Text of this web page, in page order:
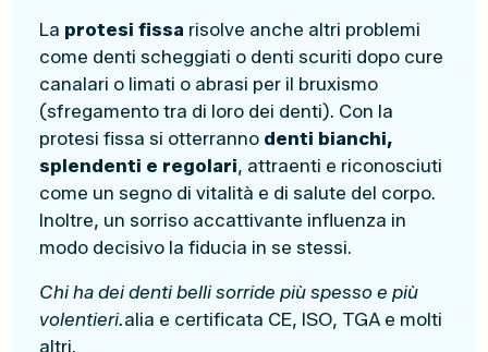
La protesi fissa risolve anche altri problemi
come denti scheggiati o denti scuriti dopo cure
canalari o limati o abrasi per il bruxismo
(sfregamento tra di loro dei denti). Con la
protesi fissa si otterranno denti bianchi,
splendenti e regolari, attraenti e riconosciuti
come un segno di vitalità e di salute del corpo.
Inoltre, un sorriso accattivante influenza in
modo decisivo la fiducia in se stessi.
Chi ha dei denti belli sorride più spesso e più
volentieri.alia e certificata CE, ISO, TGA e molti
altri.